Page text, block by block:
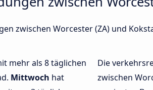
zwischen Worcester (ZA) und
mehr als 8 täglichen
Mittwoch hat
Die
zwischen